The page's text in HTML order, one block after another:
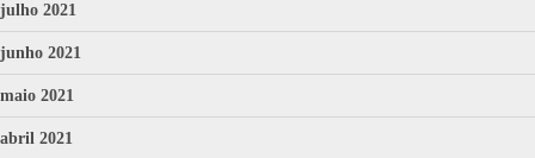
julho 2021
junho 2021
maio 2021
abril 2021